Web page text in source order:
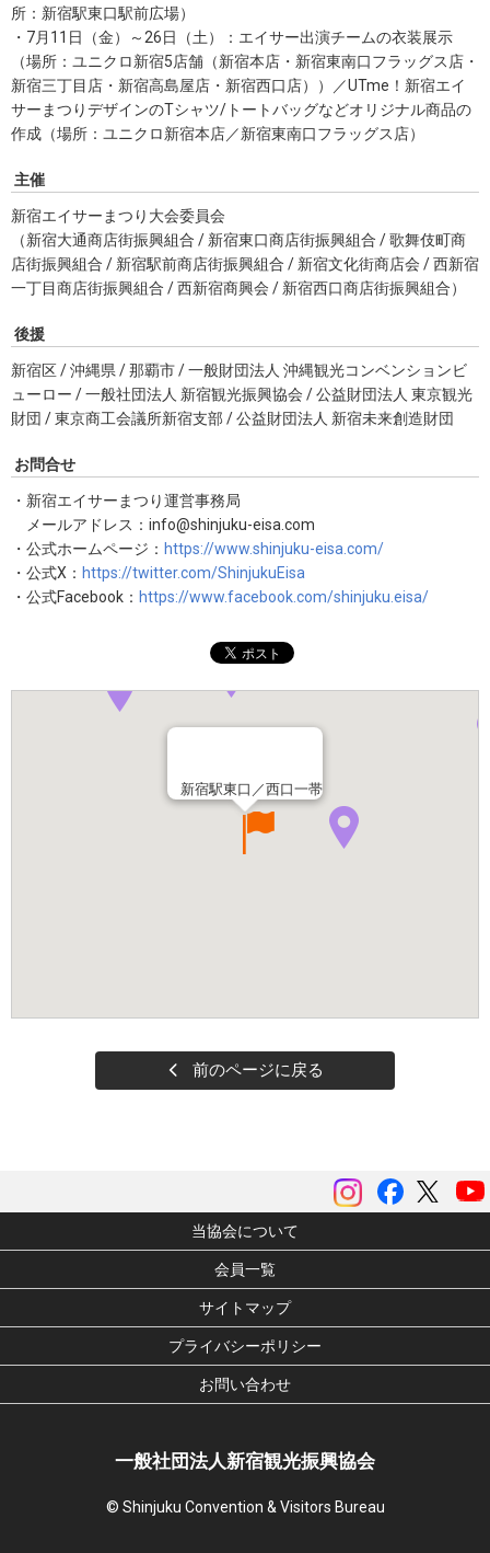
所：新宿駅東口駅前広場）
・7月11日（金）～26日（土）：エイサー出演チームの衣装展示
（場所：ユニクロ新宿5店舗（新宿本店・新宿東南口フラッグス店・
新宿三丁目店・新宿高島屋店・新宿西口店））／UTme！新宿エイ
サーまつりデザインのTシャツ/トートバッグなどオリジナル商品の
作成（場所：ユニクロ新宿本店／新宿東南口フラッグス店）
主催
新宿エイサーまつり大会委員会
（新宿大通商店街振興組合 / 新宿東口商店街振興組合 / 歌舞伎町商
店街振興組合 / 新宿駅前商店街振興組合 / 新宿文化街商店会 / 西新宿
一丁目商店街振興組合 / 西新宿商興会 / 新宿西口商店街振興組合）
後援
新宿区 / 沖縄県 / 那覇市 / 一般財団法人 沖縄観光コンベンションビ
ューロー / 一般社団法人 新宿観光振興協会 / 公益財団法人 東京観光
財団 / 東京商工会議所新宿支部 / 公益財団法人 新宿未来創造財団
お問合せ
・新宿エイサーまつり運営事務局
メールアドレス：info@shinjuku-eisa.com
・公式ホームページ： https://www.shinjuku-eisa.com/
・公式X： https://twitter.com/ShinjukuEisa
・公式Facebook： https://www.facebook.com/shinjuku.eisa/
新宿駅東口／西口一帯
前のページに戻る
ツイ
Facebook
instagram
当協会について
会員一覧
サイトマップ
プライバシーポリシー
お問い合わせ
一般社団法人新宿観光振興協会
© Shinjuku Convention & Visitors Bureau